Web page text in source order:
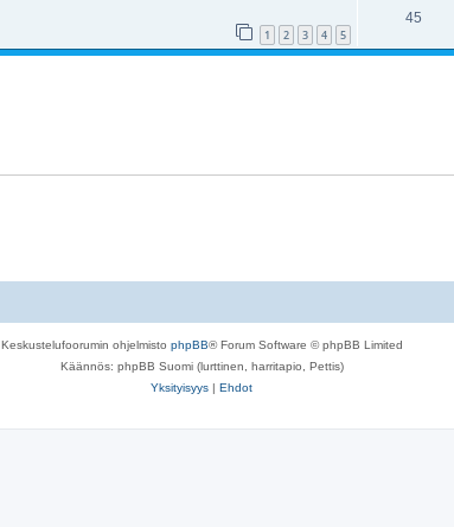
1 2 3 4 5
45
Keskustelufoorumin ohjelmisto phpBB® Forum Software © phpBB Limited
Käännös: phpBB Suomi (lurttinen, harritapio, Pettis)
Yksityisyys | Ehdot